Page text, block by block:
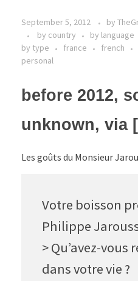
September 5, 2012 by
by country
by language
by type
france french
personal
before 2012,
unknown, via [
Les goûts du Monsieur
Votre boisson
Philippe
> Qu’avez-vous
dans votre vie ?